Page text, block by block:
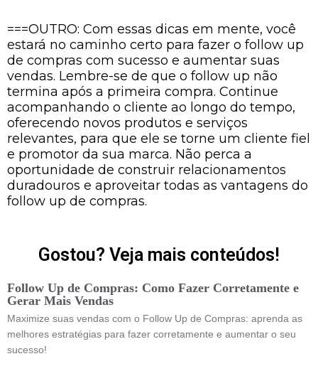
===OUTRO: Com essas dicas em mente, você
estará no caminho certo para fazer o follow up
de compras com sucesso e aumentar suas
vendas. Lembre-se de que o follow up não
termina após a primeira compra. Continue
acompanhando o cliente ao longo do tempo,
oferecendo novos produtos e serviços
relevantes, para que ele se torne um cliente fiel
e promotor da sua marca. Não perca a
oportunidade de construir relacionamentos
duradouros e aproveitar todas as vantagens do
follow up de compras.
Gostou? Veja mais conteúdos!
Follow Up de Compras: Como Fazer Corretamente e
Gerar Mais Vendas
Maximize suas vendas com o Follow Up de Compras: aprenda as
melhores estratégias para fazer corretamente e aumentar o seu
sucesso!